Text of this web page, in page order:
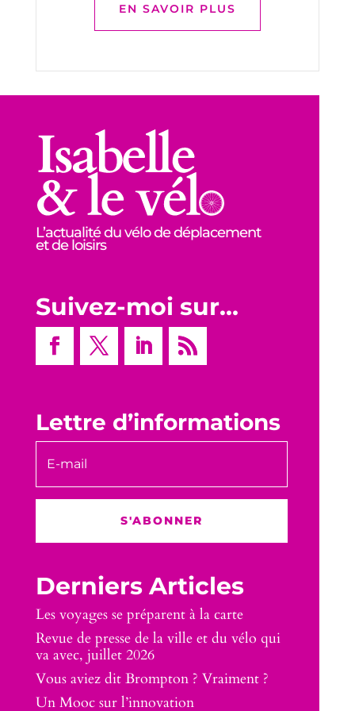
EN SAVOIR PLUS
L’actualité du vélo de déplacement
et de loisirs
Suivez-moi sur…
Lettre d’informations
S'ABONNER
Derniers Articles
Les voyages se préparent à la carte
Revue de presse de la ville et du vélo qui
va avec, juillet 2026
Vous aviez dit Brompton ? Vraiment ?
Un Mooc sur l’innovation